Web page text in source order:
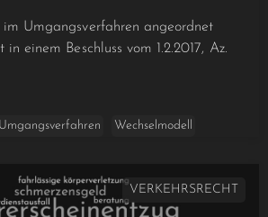
Umgangsverfahren angeordnet
einem Beschluss vom 1.2.2017, Az.
Umgangsverfahren Wechselmodell
VERKEHRSRECHT